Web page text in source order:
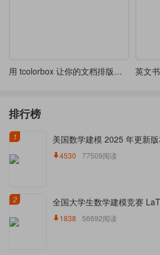
用 tcolorbox 让你的文档排版更精致
排行榜
1 美国数学建模 2025 年更新
4530 77509阅读
2 全国大学生数学建模竞赛
1838 56692阅读